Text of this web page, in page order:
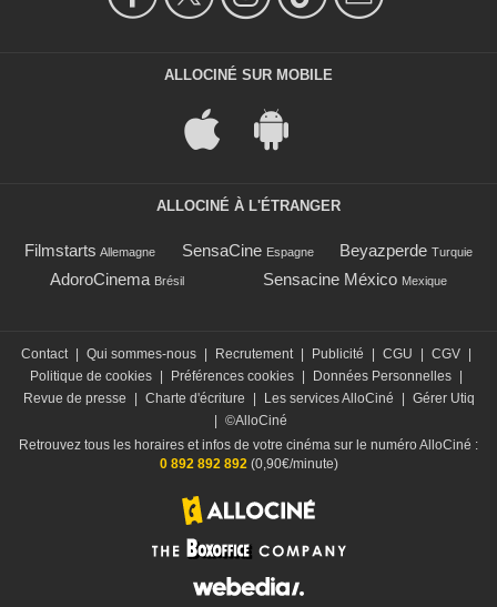
ALLOCINÉ SUR MOBILE
ALLOCINÉ À L'ÉTRANGER
Filmstarts Allemagne SensaCine Espagne Beyazperde Turquie
AdoroCinema Brésil Sensacine México Mexique
Contact Qui sommes-nous Recrutement Publicité CGU CGV
Politique de cookies
Préférences cookies Données Personnelles
Revue de presse
Charte d'écriture Les services AlloCiné
Gérer Utiq
©AlloCiné
Retrouvez tous les horaires et infos de votre cinéma sur le numéro AlloCiné :
0 892 892 892(0,90€/minute)